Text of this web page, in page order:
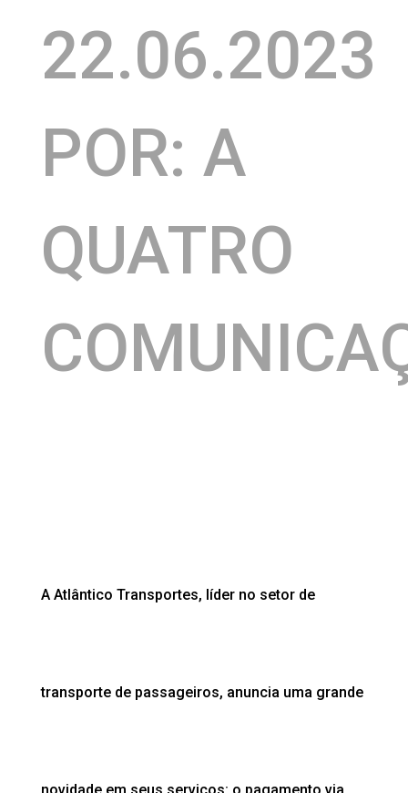
22.06.2023
POR: A
QUATRO
A Atlântico Transportes, líder no setor de
transporte de passageiros, anuncia uma grande